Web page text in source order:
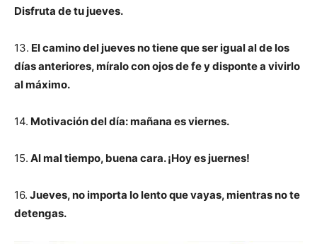
Disfruta de tu jueves.
13. El camino del jueves no tiene que ser igual al de los
días anteriores, míralo con ojos de fe y disponte a vivirlo
al máximo.
14. Motivación del día: mañana es viernes.
15. Al mal tiempo, buena cara. ¡Hoy es juernes!
16. Jueves, no importa lo lento que vayas, mientras no te
detengas.